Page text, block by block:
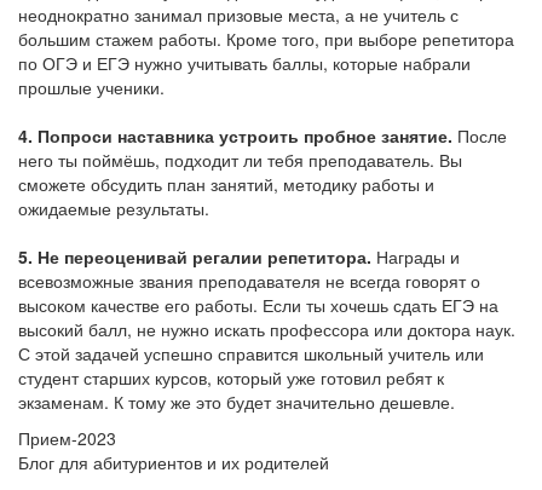
неоднократно занимал призовые места, а не учитель с
большим стажем работы. Кроме того, при выборе репетитора
по ОГЭ и ЕГЭ нужно учитывать баллы, которые набрали
прошлые ученики.
4. Попроси наставника устроить пробное занятие. После
него ты поймёшь, подходит ли тебя преподаватель. Вы
сможете обсудить план занятий, методику работы и
ожидаемые результаты.
5. Не переоценивай регалии репетитора. Награды и
всевозможные звания преподавателя не всегда говорят о
высоком качестве его работы. Если ты хочешь сдать ЕГЭ на
высокий балл, не нужно искать профессора или доктора наук.
С этой задачей успешно справится школьный учитель или
студент старших курсов, который уже готовил ребят к
экзаменам. К тому же это будет значительно дешевле.
Прием-2023
Блог для абитуриентов и их родителей